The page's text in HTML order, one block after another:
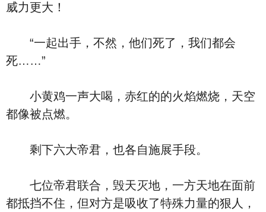
威力更大！
“一起出手，不然，他们死了，我们都会
死……”
小黄鸡一声大喝，赤红的的火焰燃烧，天空
都像被点燃。
剩下六大帝君，也各自施展手段。
七位帝君联合，毁天灭地，一方天地在面前
都抵挡不住，但对方是吸收了特殊力量的狠人，